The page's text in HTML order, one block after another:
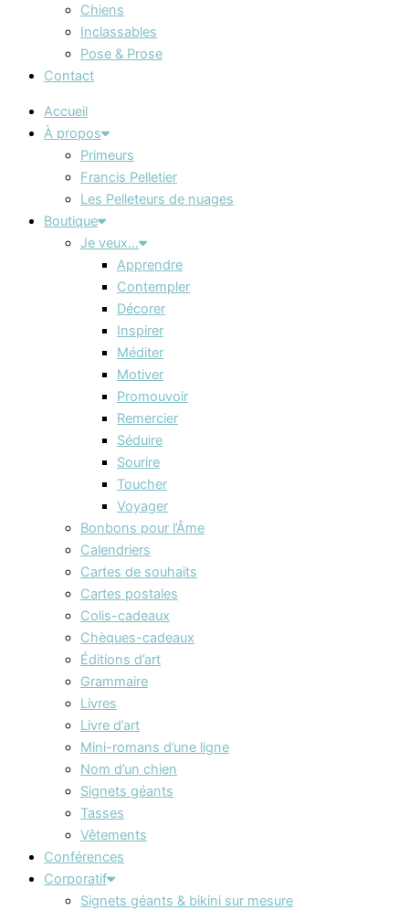
Chiens
Inclassables
Pose & Prose
Contact
Accueil
À propos
Primeurs
Francis Pelletier
Les Pelleteurs de nuages
Boutique
Je veux…
Apprendre
Contempler
Décorer
Inspirer
Méditer
Motiver
Promouvoir
Remercier
Séduire
Sourire
Toucher
Voyager
Bonbons pour l’Âme
Calendriers
Cartes de souhaits
Cartes postales
Colis-cadeaux
Chèques-cadeaux
Éditions d’art
Grammaire
Livres
Livre d’art
Mini-romans d’une ligne
Nom d’un chien
Signets géants
Tasses
Vêtements
Conférences
Corporatif
Signets géants & bikini sur mesure